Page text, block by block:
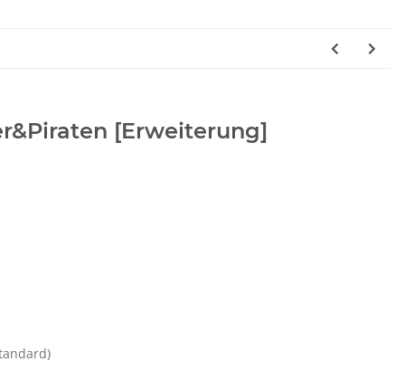
[Erweiterung]